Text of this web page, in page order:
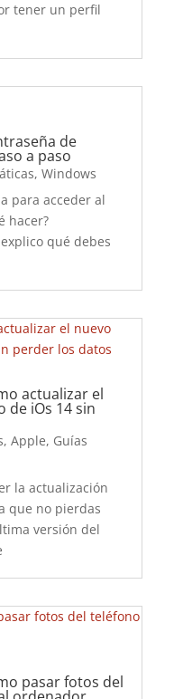
tener un perfil
de
a paso
, Windows
para acceder al
hacer?
qué debes
actualizar el
de iOs 14 sin
, Apple, Guías
la actualización
que no pierdas
versión del
pasar fotos del